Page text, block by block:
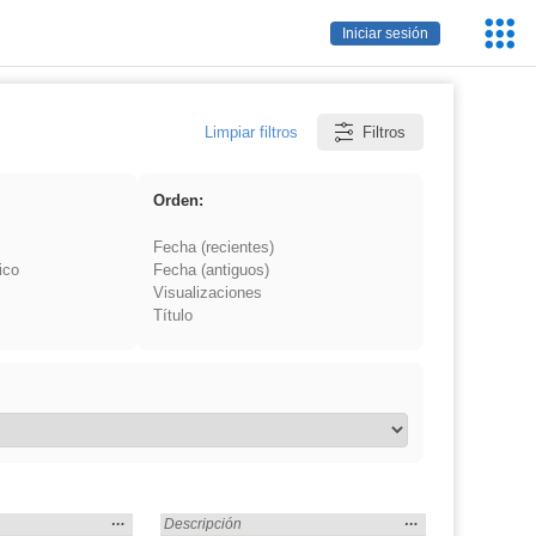
Iniciar sesión
Limpiar filtros Filtros
Orden:
Fecha (recientes)
Fecha (antiguos)
Visualizaciones
Título
en:
Mostrar
… Encontrado «dividir» en:
Descripción
Mostrar
…